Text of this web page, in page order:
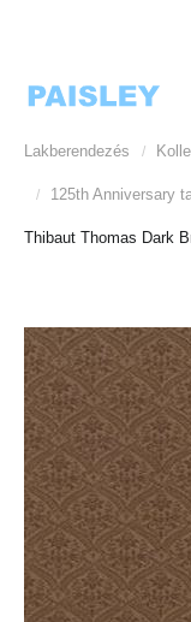
Lakberendezés /
/ 125th Anniversary
Thibaut Thomas Dark